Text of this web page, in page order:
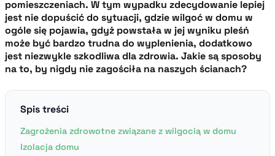
pomieszczeniach. W tym wypadku zdecydowanie lepiej
jest nie dopuścić do sytuacji, gdzie wilgoć w domu w
ogóle się pojawia, gdyż powstała w jej wyniku pleśń
może być bardzo trudna do wyplenienia, dodatkowo
jest niezwykle szkodliwa dla zdrowia. Jakie są sposoby
na to, by nigdy nie zagościła na naszych ścianach?
Spis treści
Zagrożenia zdrowotne związane z wilgocią w domu
Izolacja domu